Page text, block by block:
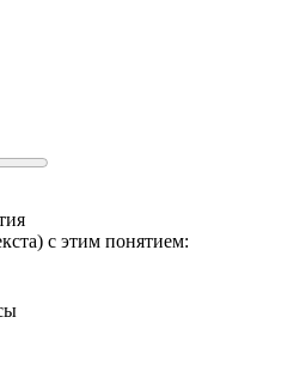
с этим понятием: